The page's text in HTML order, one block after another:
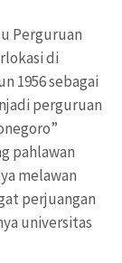
Perguruan
di
1956 sebagai
perguruan
pahlawan
melawan
perjuangan
universitas